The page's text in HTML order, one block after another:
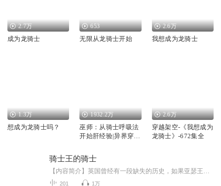
2.7万
成为龙骑士
653
无限从龙骑士开始
2.6万
我想成为龙骑士
1.3万
想成为龙骑士吗？
1932.2万
巫师：从骑士呼吸法
开始肝经验|异界穿越
2.6万
穿越架空-《我想成为
龙骑士》-672集全
骑士王的骑士
201 1万